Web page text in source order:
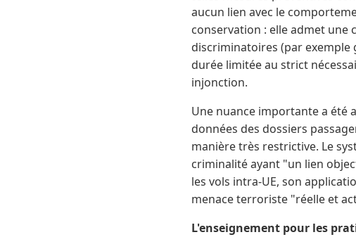
aucun lien avec le
conservation : elle admet une
discriminatoires (par exemple
durée limitée au strict
injonction.
Une nuance importante a été
données des dossiers
manière très restrictive. Le
criminalité ayant "un lien
les vols intra-UE, son
menace terroriste "réelle et
L'enseignement pour les